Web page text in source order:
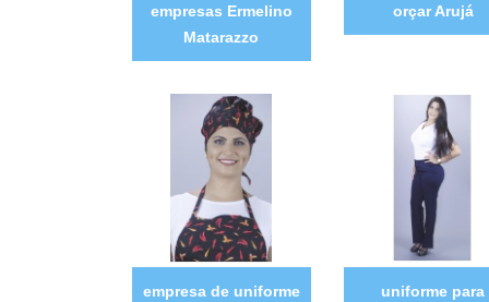
empresas Ermelino
Matarazzo
orçar Arujá
empresa de uniforme
uniforme para